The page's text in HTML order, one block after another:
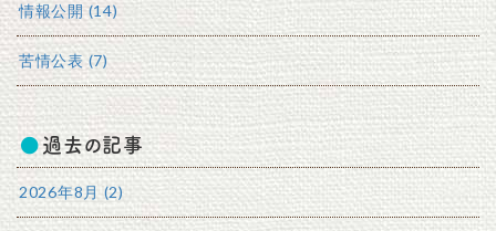
情報公開 (14)
苦情公表 (7)
過去の記事
2026年8月 (2)